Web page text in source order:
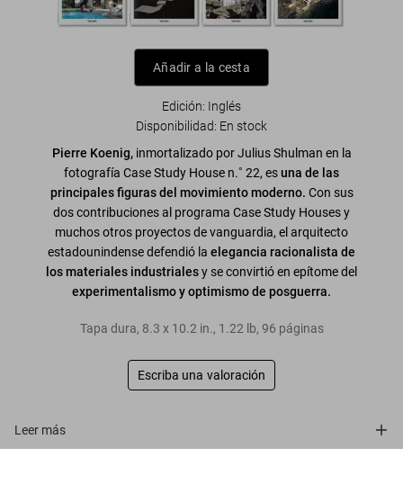
Añadir a la cesta
Edición: Inglés
Disponibilidad: En stock
Pierre Koenig,inmortalizado por Julius Shulman en la
fotografía Case Study House n.˚ 22, esuna de las
principales figuras del movimiento moderno. Con sus
dos contribuciones al programa Case Study Houses y
muchos otros proyectos de vanguardia, el arquitecto
estadounindense defendió la elegancia racionalista de
los materiales industrialesy se convirtió en epítome del
experimentalismo y optimismo de posguerra.
Tapa dura, 8.3 x 10.2 in., 1.22 lb, 96 páginas
Escriba una valoración
Leer más